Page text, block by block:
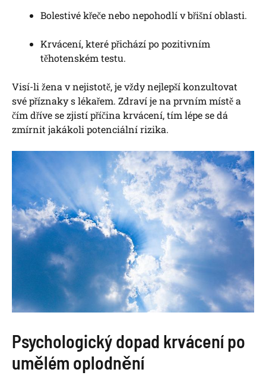
Bolestivé křeče nebo nepohodlí v břišní oblasti.
Krvácení, které přichází po pozitivním
těhotenském testu.
Visí-li žena v nejistotě, je vždy nejlepší konzultovat
své příznaky s lékařem. Zdraví je na prvním místě a
čím dříve se zjistí příčina krvácení, tím lépe se dá
zmírnit jakákoli potenciální rizika.
Psychologický dopad krvácení po
umělém oplodnění